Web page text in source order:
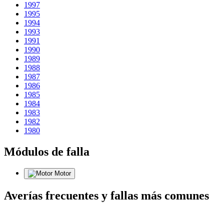
1997
1995
1994
1993
1991
1990
1989
1988
1987
1986
1985
1984
1983
1982
1980
Módulos de falla
Motor
Averías frecuentes y fallas más comunes